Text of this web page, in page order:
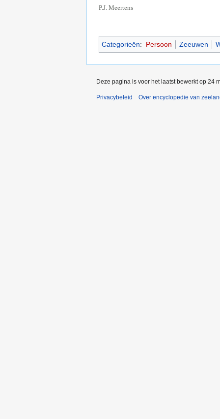
P.J. Meertens
Categorieën: Persoon Zeeuwen
Deze pagina is voor het laatst bewerkt op 24
Privacybeleid Over encyclopedie van